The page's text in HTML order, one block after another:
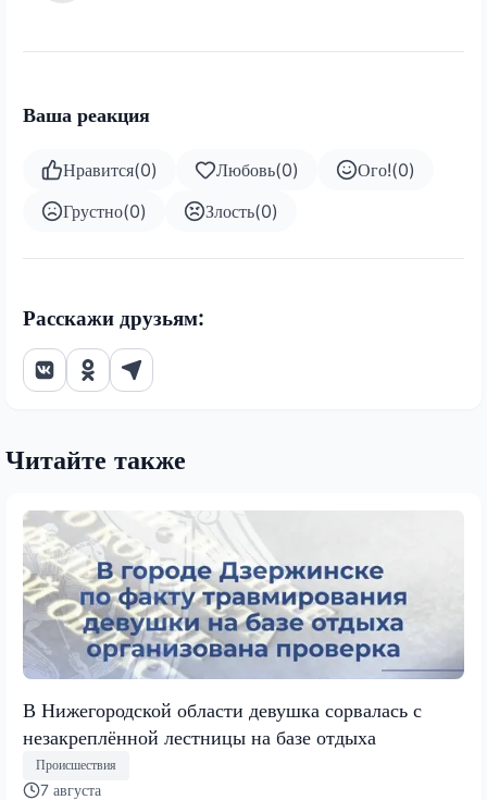
Ваша реакция
Нравится(0) Любовь(0) Ого!(0)
Грустно(0) Злость(0)
Расскажи друзьям:
Читайте также
В Нижегородской области девушка сорвалась с
незакреплённой лестницы на базе отдыха
Происшествия
7 августа